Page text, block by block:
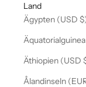
Land
Ägypten (USD
Äthiopien (USD
Ålandinseln